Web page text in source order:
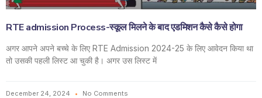
RTE admission Process-स्कूल मिलने के बाद एडमिशन कैसे कैसे होगा
अगर आपने अपने बच्चे के लिए RTE Admission 2024-25 के लिए आवेदन किया था
तो उसकी पहली लिस्ट आ चुकी है। अगर उस लिस्ट में
December 24, 2024 No Comments